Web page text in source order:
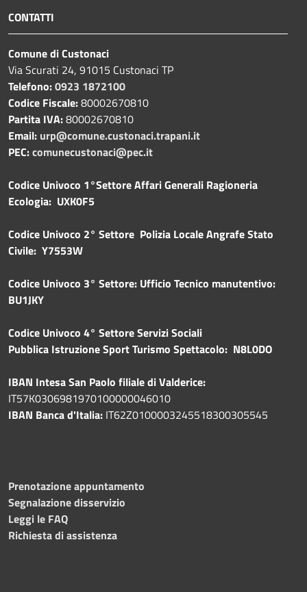
CONTATTI
Comune di Custonaci
Via Scurati 24, 91015 Custonaci TP
Telefono:0923 1872100
Codice Fiscale:80002670810
Partita IVA:80002670810
Email: urp@comune.custonaci.trapani.it
PEC:comunecustonaci@pec.it
Codice Univoco 1°Settore Affari Generali Ragioneria
Ecologia: UXK0F5
Codice Univoco 2° Settore Polizia Locale Angrafe Stato
Civile: Y7553W
Codice Univoco 3° Settore: Ufficio Tecnico manutentivo:
BU1JKY
Codice Univoco 4° Settore Servizi Sociali
Pubblica Istruzione Sport Turismo Spettacolo: N8L0DO
IBAN Intesa San Paolo filiale di Valderice:
IT57K0306981970100000046010
IBAN Banca d'Italia: IT62Z0100003245518300305545
Prenotazione appuntamento
Segnalazione disservizio
Leggi le FAQ
Richiesta di assistenza